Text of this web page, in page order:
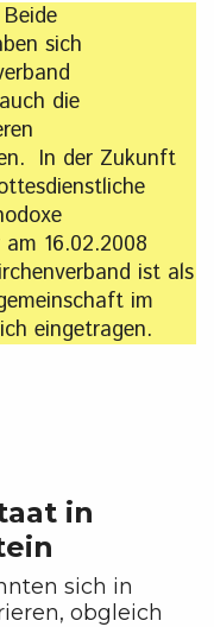
Beide
sich
die
In der Zukunft
16.02.2008
ist als
im
eingetragen.
in
sich in
obgleich